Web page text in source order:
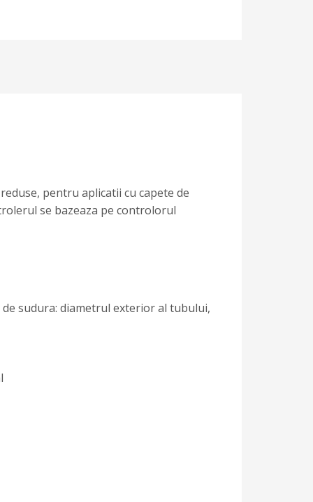
pentru aplicatii cu capete de
se bazeaza pe controlorul
sudura: diametrul exterior al tubului,